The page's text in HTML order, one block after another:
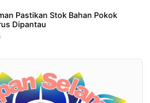
Pastikan Stok Bahan Pokok
Dipantau